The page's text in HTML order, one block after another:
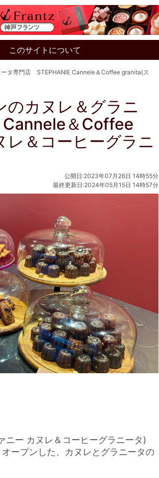
このサイトについて
ータ専門店 STEPHANIE Cannele＆Coffee granita(ス
のカヌレ＆グラニ
＆Coffee
＆コーヒーグラニ
公開日:2023年07月26日 14時55分
最終更新日:2024年05月15日 14時57分
ー カヌレ＆コーヒーグラニータ)
ープンした、カヌレとグラニータの